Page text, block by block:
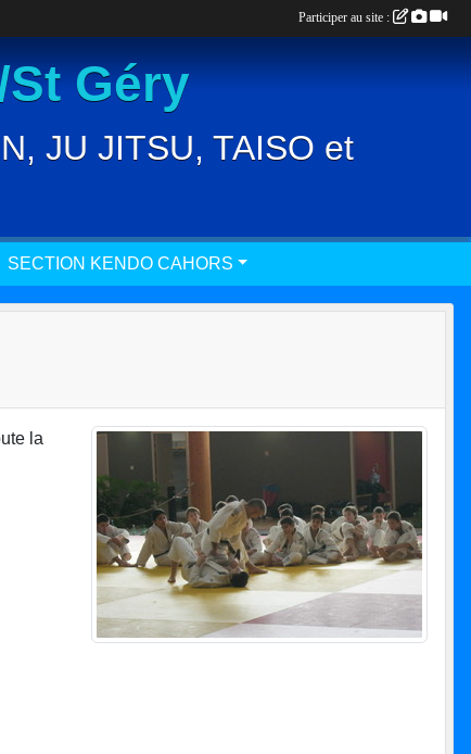
Géry
JU JITSU, TAISO et
SECTION KENDO CAHORS
la
Participer au site :